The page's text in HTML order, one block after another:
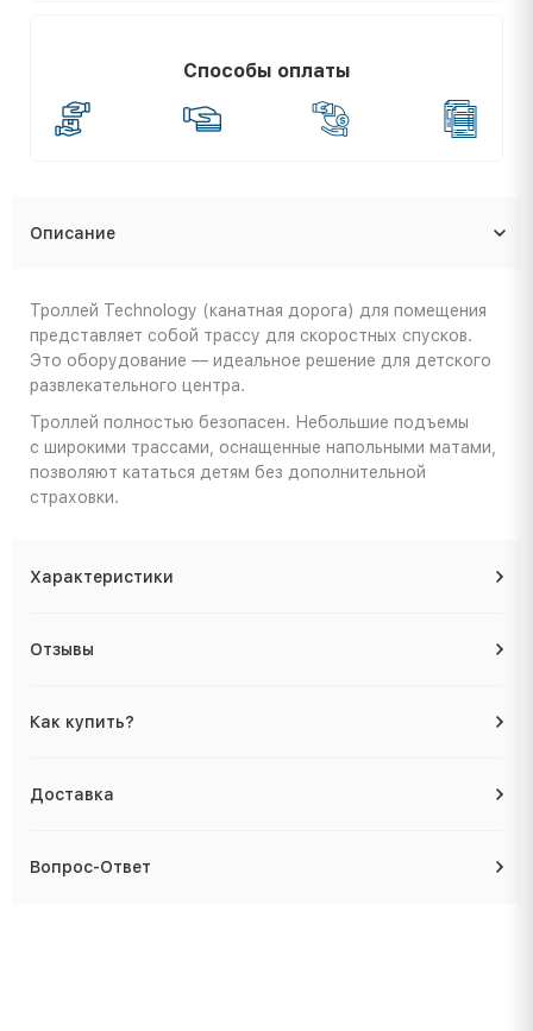
Способы оплаты
Описание
Троллей Technology (канатная дорога) для помещения
представляет собой трассу для скоростных спусков.
Это оборудование — идеальное решение для детского
развлекательного центра.
Троллей полностью безопасен. Небольшие подъемы
с широкими трассами, оснащенные напольными матами,
позволяют кататься детям без дополнительной
страховки.
Характеристики
Отзывы
Как купить?
Доставка
Вопрос-Ответ